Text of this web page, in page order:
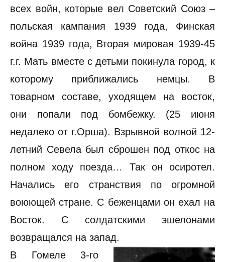
всех войн, которые вел Советский Союз –
польская кампания 1939 года, Финская
война 1939 года, Вторая мировая 1939-45
г.г. Мать вместе с детьми покинула город, к
которому приближались немцы. В
товарном составе, уходящем на восток,
они попали под бомбежку. (25 июня
недалеко от г.Орша). Взрывной волной 12-
летний Севела был сброшен под откос на
полном ходу поезда… Так он осиротел.
Начались его странствия по огромной
воюющей стране. С беженцами он ехал на
Восток. С солдатскими эшелонами
возвращался на запад.
В Гомеле 3-го